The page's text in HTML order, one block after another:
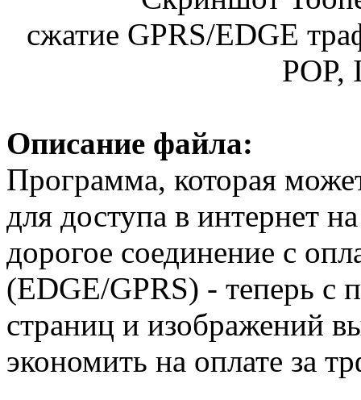
сжатие GPRS/EDGE
POP,
Описание файла:
Программа, которая
для доступа в интернет
дорогое соединение с
(EDGE/GPRS) - теперь с
страниц и изображений
экономить на оплате за